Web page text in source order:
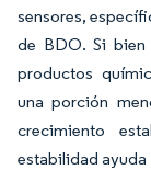
sensores,
de BDO. Si
productos
una porción
crecimiento
estabilidad ayuda